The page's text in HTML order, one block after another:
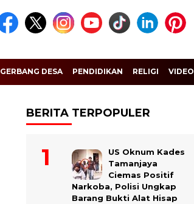
GERBANG DESA PENDIDIKAN RELIGI VIDEO
BERITA TERPOPULER
US Oknum Kades
Tamanjaya
Ciemas Positif
Narkoba, Polisi Ungkap
Barang Bukti Alat Hisap